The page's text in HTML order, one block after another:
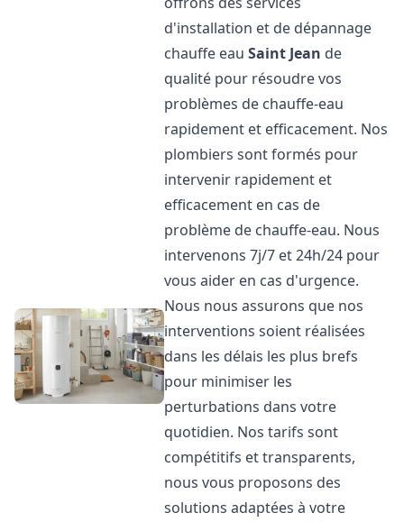
d'installation et de dépannage
chauffe eauSaint Jean de
qualité pour résoudre vos
problèmes de chauffe-eau
rapidement et efficacement. Nos
plombiers sont formés pour
intervenir rapidement et
efficacement en cas de
problème de chauffe-eau. Nous
intervenons 7j/7 et 24h/24 pour
vous aider en cas d'urgence.
Nous nous assurons que nos
interventions soient réalisées
dans les délais les plus brefs
pour minimiser les
perturbations dans votre
quotidien. Nos tarifs sont
compétitifs et transparents,
nous vous proposons des
solutions adaptées à votre